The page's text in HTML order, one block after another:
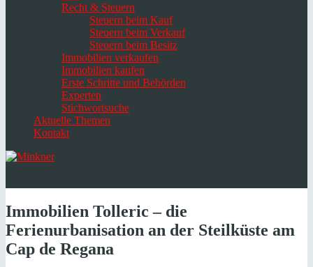
Recht & Steuern
Steuern beim Kauf
Steuern beim Verkauf
Steuern beim Besitz
Immobilien verkaufen
Immobilien kaufen
Erste Schritte und Behörden
Experten
Stichwortsuche
Aktuelle Themen
Kontakt
Immobilien Tolleric – die
Ferienurbanisation an der Steilküste am
Cap de Regana